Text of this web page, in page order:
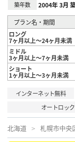
築年数 2004年 3月
プラン名・期間
ロング
7ヶ月以上～24ヶ月未満
ミドル
3ヶ月以上～7ヶ月未満
ショート
1ヶ月以上～3ヶ月未満
インターネット無料
オートロック
北海道 札幌市中央